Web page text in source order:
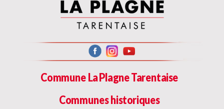
Commune La Plagne Tarentaise
Communes historiques